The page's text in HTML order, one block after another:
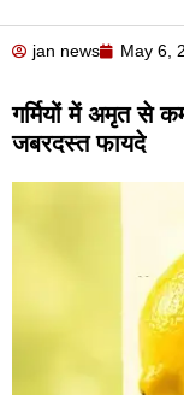
jan news May 6,
गर्मियों में अमृत से
जबरदस्त फायदे